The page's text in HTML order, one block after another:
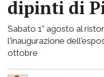
dipinti di
Sabato 1° agosto al
l'inaugurazione
ottobre